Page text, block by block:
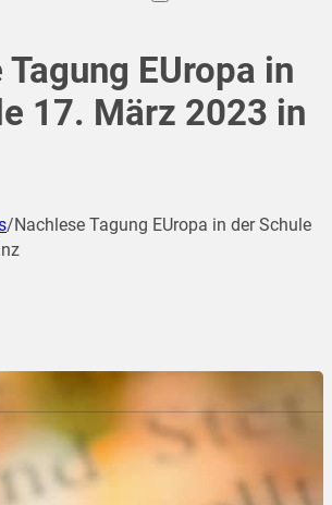
EUropa in
17. März 2023 in
/Nachlese Tagung EUropa in der Schule